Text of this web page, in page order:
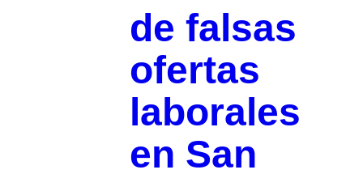
de falsas
ofertas
laborales
en San